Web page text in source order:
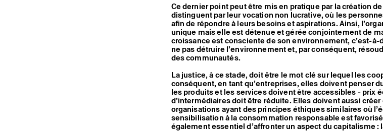
Ce dernier point peut être mis en pratique par la création
distinguent par leur vocation non lucrative, où les
afin de répondre à leurs besoins et aspirations. Ainsi,
unique mais elle est détenue et gérée conjointement de
croissance est consciente de son environnement, c’est-à-
ne pas détruire l’environnement et, par conséquent,
des communautés.
La justice, à ce stade, doit être le mot clé sur lequel les
conséquent, en tant qu’entreprises, elles doivent penser
les produits et les services doivent être accessibles - prix
d’intermédiaires doit être réduite. Elles doivent aussi créer
organisations ayant des principes éthiques similaires où
sensibilisation à la consommation responsable est
également essentiel d’affronter un aspect du capitalisme :